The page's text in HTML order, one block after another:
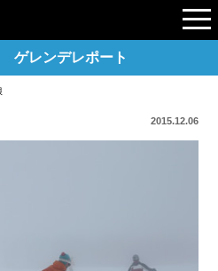
ゲレンデレポート
2015.12.06